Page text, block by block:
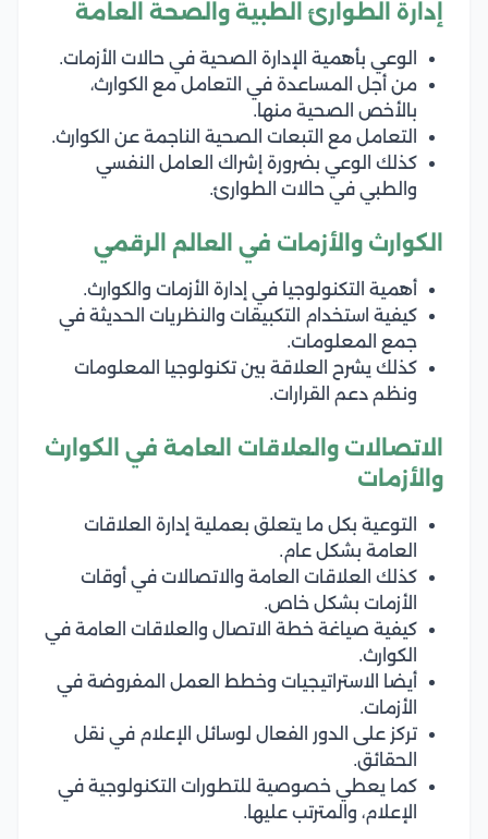
إدارة الطوارئ الطبية والصحة العامة
الوعي بأهمية الإدارة الصحية في حالات الأزمات.
من أجل المساعدة في التعامل مع الكوارث،
بالأخص الصحية منها.
التعامل مع التبعات الصحية الناجمة عن الكوارث.
كذلك الوعي بضرورة إشراك العامل النفسي
والطبي في حالات الطوارئ.
الكوارث والأزمات في العالم الرقمي
أهمية التكنولوجيا في إدارة الأزمات والكوارث.
كيفية استخدام التكبيقات والنظريات الحديثة في
جمع المعلومات.
كذلك يشرح العلاقة بين تكنولوجيا المعلومات
ونظم دعم القرارات.
الاتصالات والعلاقات العامة في الكوارث
والأزمات
التوعية بكل ما يتعلق بعملية إدارة العلاقات
العامة بشكل عام.
كذلك العلاقات العامة والاتصالات في أوقات
الأزمات بشكل خاص.
كيفية صياغة خطة الاتصال والعلاقات العامة في
الكوارث.
أيضا الاستراتيجيات وخطط العمل المفروضة في
الأزمات.
تركز على الدور الفعال لوسائل الإعلام في نقل
الحقائق.
كما يعطي خصوصية للتطورات التكنولوجية في
الإعلام، والمترتب عليها.